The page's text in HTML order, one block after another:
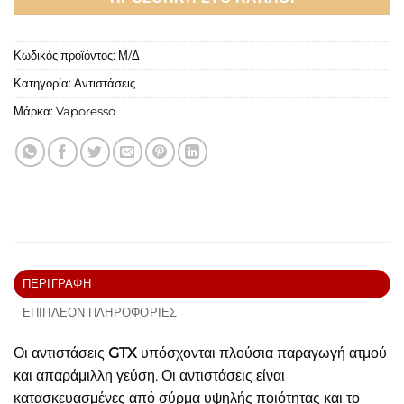
Κωδικός προϊόντος: Μ/Δ
Κατηγορία: Αντιστάσεις
Μάρκα: Vaporesso
ΠΕΡΙΓΡΑΦΉ
ΕΠΙΠΛΈΟΝ ΠΛΗΡΟΦΟΡΊΕΣ
Οι αντιστάσεις GTX υπόσχονται πλούσια παραγωγή ατμού
και απαράμιλλη γεύση. Οι αντιστάσεις είναι
κατασκευασμένες από σύρμα υψηλής ποιότητας και το